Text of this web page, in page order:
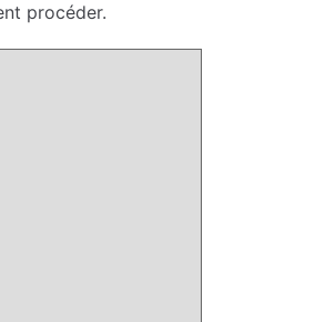
procéder.